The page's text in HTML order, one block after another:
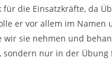
für die Einsatzkräfte, da
er vor allem im
sie nehmen und
sondern nur in der Übung